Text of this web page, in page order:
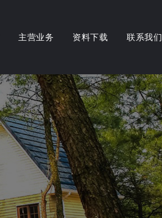
主营业务 资料下载 联系我们